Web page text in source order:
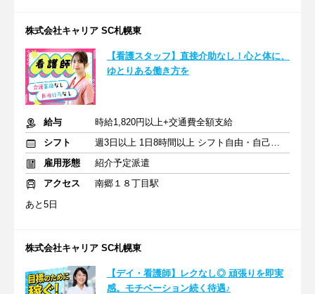
株式会社キャリア SC札幌東
【看護スタッフ】直接介助なし！心と体に、
ゆとりある働き方を
給与
時給1,820円以上+交通費全額支給
シフト
週3日以上 1日8時間以上 シフト自由・自己申告
雇用形態
紹介予定派遣
アクセス
南郷１８丁目駅
あと5日
株式会社キャリア SC札幌東
【デイ・看護師】レクなし◎ 頑張りを即実
感。モチベーション続く待遇♪